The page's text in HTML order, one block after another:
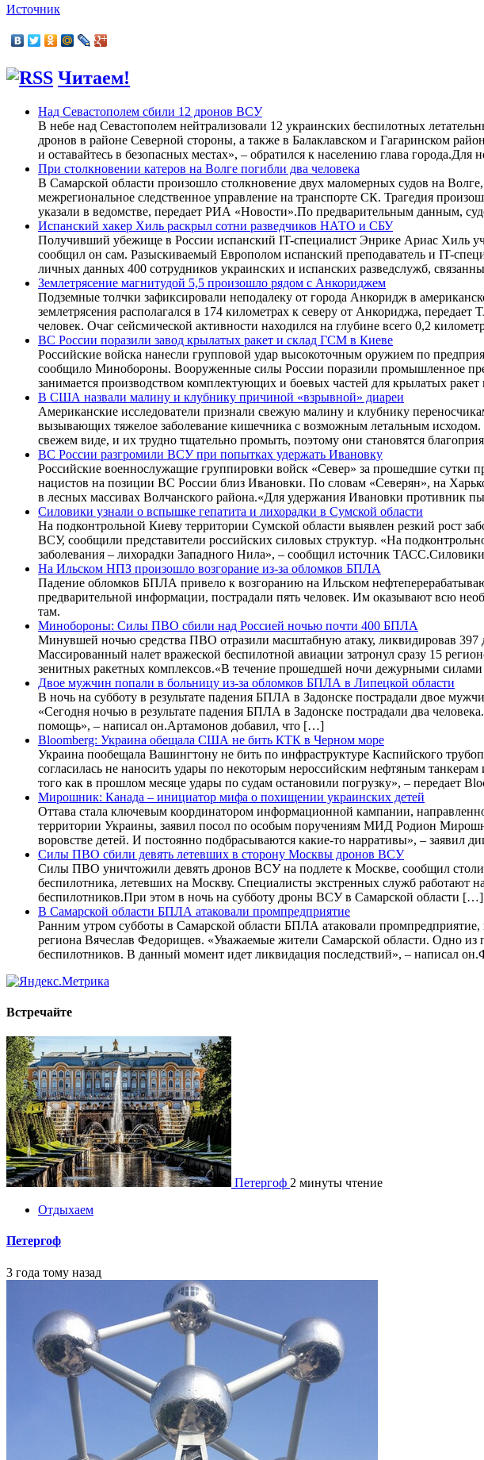
Источник
Читаем!
Над Севастополем сбили 12 дронов ВСУ
В небе над Севастополем нейтрализовали 12 украинских беспилотных
дронов в районе Северной стороны, а также в Балаклавском и Гагаринском
и оставайтесь в безопасных местах», – обратился к населению глава
При столкновении катеров на Волге погибли два человека
В Самарской области произошло столкновение двух маломерных судов на
межрегиональное следственное управление на транспорте СК. Трагедия
указали в ведомстве, передает РИА «Новости».По предварительным данным,
Испанский хакер Хиль раскрыл сотни разведчиков НАТО и СБУ
Получивший убежище в России испанский IT-специалист Энрике Ариас Хиль
сообщил он сам. Разыскиваемый Европолом испанский преподаватель и IT-
личных данных 400 сотрудников украинских и испанских разведслужб,
Землетрясение магнитудой 5,5 произошло рядом с Анкориджем
Подземные толчки зафиксировали неподалеку от города Анкоридж в
землетрясения располагался в 174 километрах к северу от Анкориджа,
человек. Очаг сейсмической активности находился на глубине всего 0,2
ВС России поразили завод крылатых ракет и склад ГСМ в Киеве
Российские войска нанесли групповой удар высокоточным оружием по
сообщило Минобороны. Вооруженные силы России поразили промышленное
занимается производством комплектующих и боевых частей для крылатых
В США назвали малину и клубнику причиной «взрывной» диареи
Американские исследователи признали свежую малину и клубнику
вызывающих тяжелое заболевание кишечника с возможным летальным
свежем виде, и их трудно тщательно промыть, поэтому они становятся
ВС России разгромили ВСУ при попытках удержать Ивановку
Российские военнослужащие группировки войск «Север» за прошедшие сутки
нацистов на позиции ВС России близ Ивановки. По словам «Северян», на
в лесных массивах Волчанского района.«Для удержания Ивановки противник
Силовики узнали о вспышке гепатита и лихорадки в Сумской области
На подконтрольной Киеву территории Сумской области выявлен резкий рост
ВСУ, сообщили представители российских силовых структур. «На
заболевания – лихорадки Западного Нила», – сообщил источник
На Ильском НПЗ произошло возгорание из-за обломков БПЛА
Падение обломков БПЛА привело к возгоранию на Ильском
предварительной информации, пострадали пять человек. Им оказывают всю
там.
Минобороны: Силы ПВО сбили над Россией ночью почти 400 БПЛА
Минувшей ночью средства ПВО отразили масштабную атаку, ликвидировав
Массированный налет вражеской беспилотной авиации затронул сразу 15
зенитных ракетных комплексов.«В течение прошедшей ночи дежурными
Двое мужчин попали в больницу из-за обломков БПЛА в Липецкой области
В ночь на субботу в результате падения БПЛА в Задонске пострадали двое
«Сегодня ночью в результате падения БПЛА в Задонске пострадали два
помощь», – написал он.Артамонов добавил, что […]
Bloomberg: Украина обещала США не бить КТК в Черном море
Украина пообещала Вашингтону не бить по инфраструктуре Каспийского
согласилась не наносить удары по некоторым нероссийским нефтяным
того как в прошлом месяце удары по судам остановили погрузку», – передает
Мирошник: Канада – инициатор мифа о похищении украинских детей
Оттава стала ключевым координатором информационной кампании,
территории Украины, заявил посол по особым поручениям МИД Родион
воровстве детей. И постоянно подбрасываются какие-то нарративы», –
Силы ПВО сбили девять летевших в сторону Москвы дронов ВСУ
Силы ПВО уничтожили девять дронов ВСУ на подлете к Москве, сообщил
беспилотника, летевших на Москву. Специалисты экстренных служб работают
беспилотников.При этом в ночь на субботу дроны ВСУ в Самарской области […]
В Самарской области БПЛА атаковали промпредприятие
Ранним утром субботы в Самарской области БПЛА атаковали
региона Вячеслав Федорищев. «Уважаемые жители Самарской области. Одно
беспилотников. В данный момент идет ликвидация последствий», – написал
Встречайте
Петергоф 2 минуты чтение
Отдыхаем
Петергоф
3 года тому назад